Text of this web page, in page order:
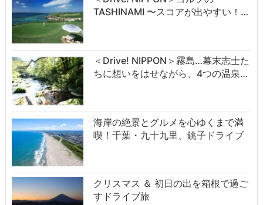
TASHINAMI 〜スコアが出やすい！…
＜Drive! NIPPON＞霧島…幕末志士た
ちに想いをはせながら、4つの温泉…
海岸の絶景とグルメを心ゆくまで満
喫！千葉・九十九里、銚子ドライブ
クリスマス ＆ 初日の出を箱根で過ご
すドライブ旅